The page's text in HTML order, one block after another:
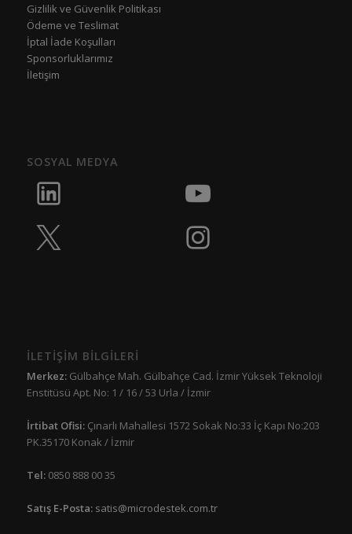
Gizlilik ve Güvenlik Politikası
Ödeme ve Teslimat
İptal İade Koşulları
Sponsorluklarımız
İletişim
SOSYAL MEDYA
İLETİŞİM BİLGİLERİ
Merkez:Gülbahçe Mah. Gülbahçe Cad. İzmir Yüksek Teknoloji
Enstitüsü Apt. No: 1 / 16 / 53 Urla / İzmir
İrtibat Ofisi: Çınarlı Mahallesi 1572 Sokak No:33 İç Kapı No:203
PK.35170 Konak / İzmir
Tel:0850 888 00 35
Satış E-Posta: satis@microdestek.com.tr